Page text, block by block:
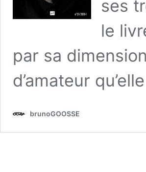
ses
le
par sa
d’amateur
brunoGOOSSE